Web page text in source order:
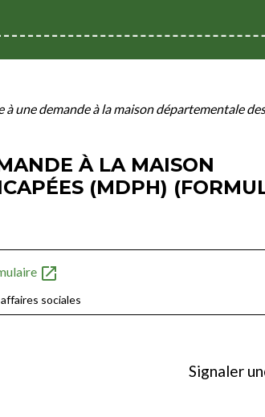
une demande à la maison départementale
À LA MAISON
(MDPH)
open_in_new
sociales
Signaler